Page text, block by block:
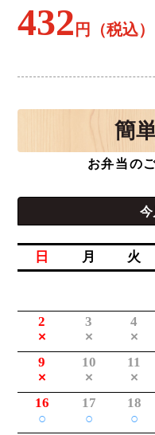
432 円（税込）
簡
お弁当の
今
日 月 火
2
×
3
×
4
×
9
×
10
×
11
×
16
○
17
○
18
○